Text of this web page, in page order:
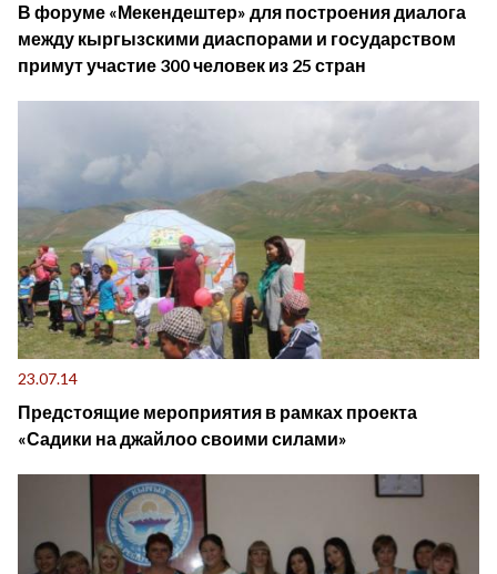
В форуме «Мекендештер» для построения диалога
между кыргызскими диаспорами и государством
примут участие 300 человек из 25 стран
23.07.14
Предстоящие мероприятия в рамках проекта
«Садики на джайлоо своими силами»